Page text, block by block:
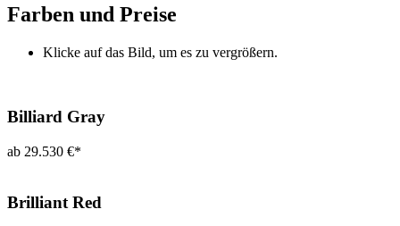
Farben und Preise
Klicke auf das Bild, um es zu vergrößern.
Billiard Gray
ab 29.530 €*
Brilliant Red